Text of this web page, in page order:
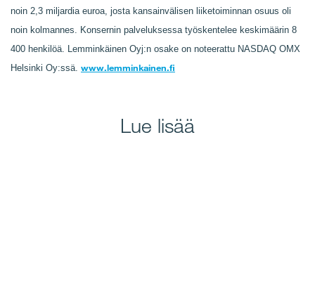
noin 2,3 miljardia euroa, josta kansainvälisen liiketoiminnan osuus oli
noin kolmannes. Konsernin palveluksessa työskentelee keskimäärin 8
400 henkilöä. Lemminkäinen Oyj:n osake on noteerattu NASDAQ OMX
Helsinki Oy:ssä. www.lemminkainen.fi
Lue lisää